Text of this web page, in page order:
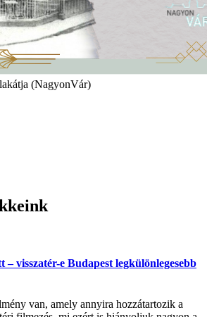
(NagyonVár)
– visszatér-e Budapest legkülönlegesebb
van, amely annyira hozzátartozik a